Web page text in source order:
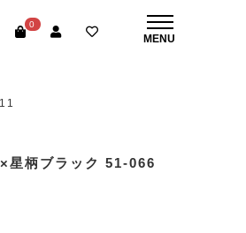
0
星柄ブラック 51-066